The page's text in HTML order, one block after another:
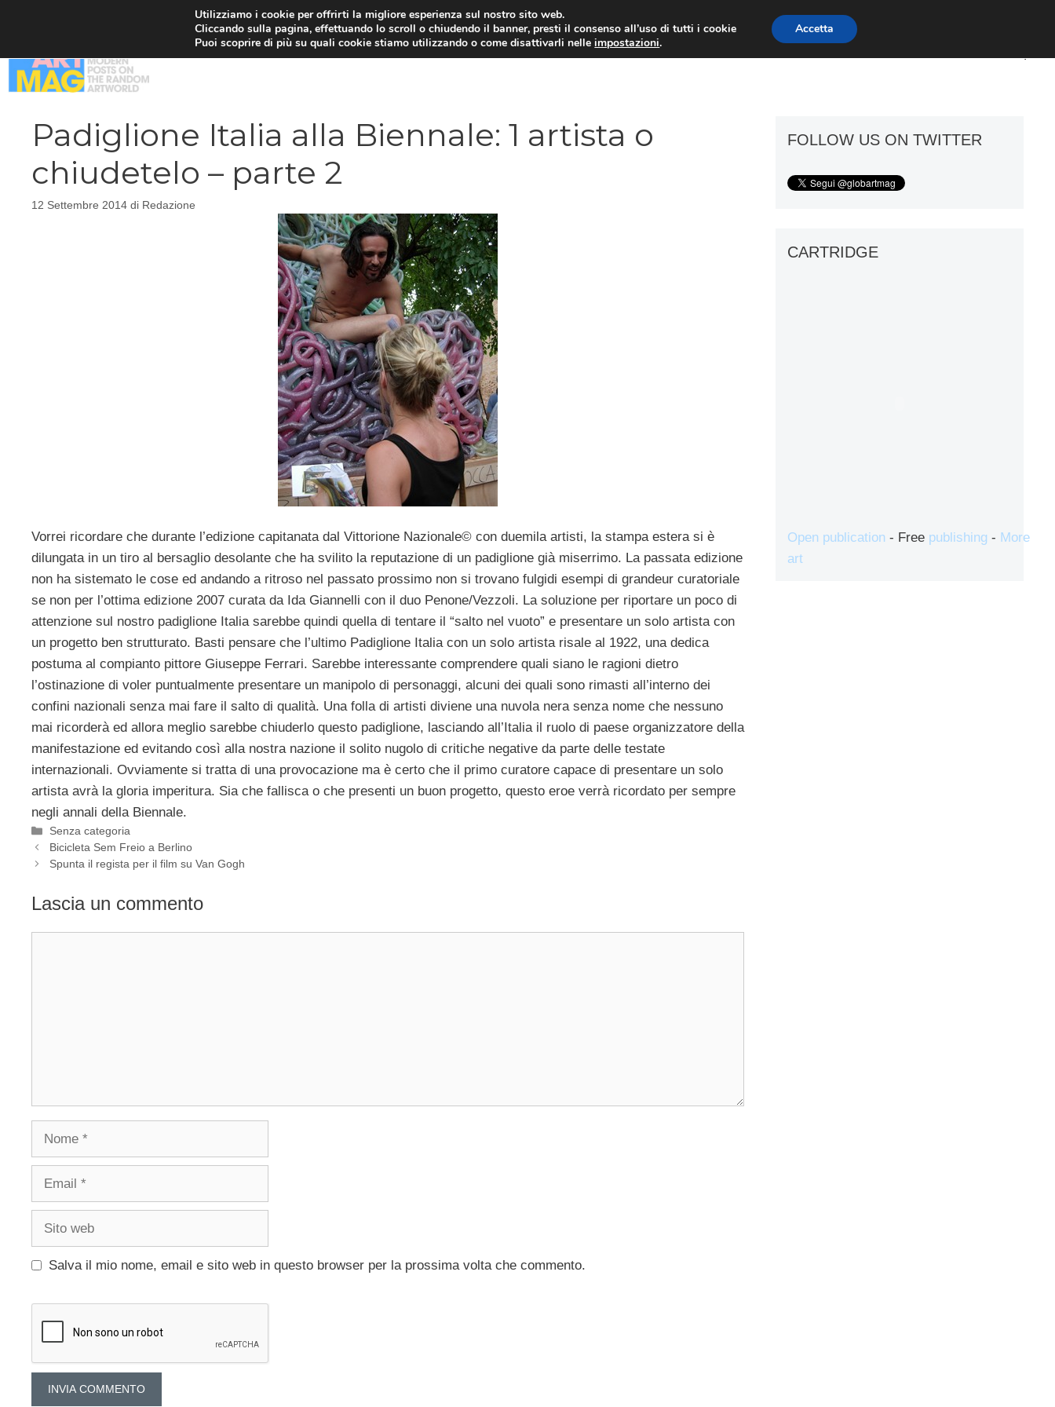
ART GOSSIP FIERE GALLERIE
Padiglione Italia alla Biennale: 1 artista o
chiudetelo – parte 2
12 Settembre 2014 di Redazione
Vorrei ricordare che durante l’edizione capitanata dal Vittorione Nazionale© con duemila artisti, la stampa estera si è
dilungata in un tiro al bersaglio desolante che ha svilito la reputazione di un padiglione già miserrimo. La passata edizione
non ha sistemato le cose ed andando a ritroso nel passato prossimo non si trovano fulgidi esempi di grandeur curatoriale
se non per l’ottima edizione 2007 curata da Ida Giannelli con il duo Penone/Vezzoli. La soluzione per riportare un poco di
attenzione sul nostro padiglione Italia sarebbe quindi quella di tentare il “salto nel vuoto” e presentare un solo artista con
un progetto ben strutturato. Basti pensare che l’ultimo Padiglione Italia con un solo artista risale al 1922, una dedica
postuma al compianto pittore Giuseppe Ferrari. Sarebbe interessante comprendere quali siano le ragioni dietro
l’ostinazione di voler puntualmente presentare un manipolo di personaggi, alcuni dei quali sono rimasti all’interno dei
confini nazionali senza mai fare il salto di qualità. Una folla di artisti diviene una nuvola nera senza nome che nessuno
mai ricorderà ed allora meglio sarebbe chiuderlo questo padiglione, lasciando all’Italia il ruolo di paese organizzatore della
manifestazione ed evitando così alla nostra nazione il solito nugolo di critiche negative da parte delle testate
internazionali. Ovviamente si tratta di una provocazione ma è certo che il primo curatore capace di presentare un solo
artista avrà la gloria imperitura. Sia che fallisca o che presenti un buon progetto, questo eroe verrà ricordato per sempre
negli annali della Biennale.
Categorie
Senza categoria
Bicicleta Sem Freio a Berlino
Spunta il regista per il film su Van Gogh
Lascia un commento
Salva il mio nome, email e sito web in questo browser per la prossima volta che commento.
FOLLOW US ON TWITTER
CARTRIDGE
Open publication - Free publishing - More
art
Utilizziamo i cookie per offrirti la migliore esperienza sul nostro sito web.
Cliccando sulla pagina, effettuando lo scroll o chiudendo il banner, presti il consenso all’uso di tutti i cookie
Puoi scoprire di più su quali cookie stiamo utilizzando o come disattivarli nelleimpostazioni.
Accetta